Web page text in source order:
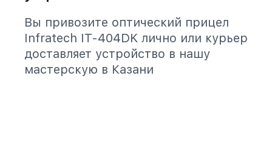
Вы привозите оптический прицел
Infratech IT-404DK лично или курьер
доставляет устройство в нашу
мастерскую в Казани